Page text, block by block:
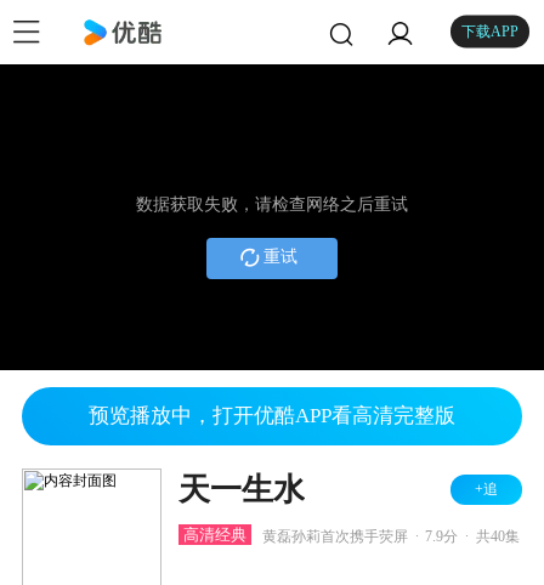
下载APP
数据获取失败，请检查网络之后重试
重试
预览播放中，打开优酷APP看高清完整版
天一生水 +追
高清经典 黄磊孙莉首次携手荧屏 7.9分 共40集